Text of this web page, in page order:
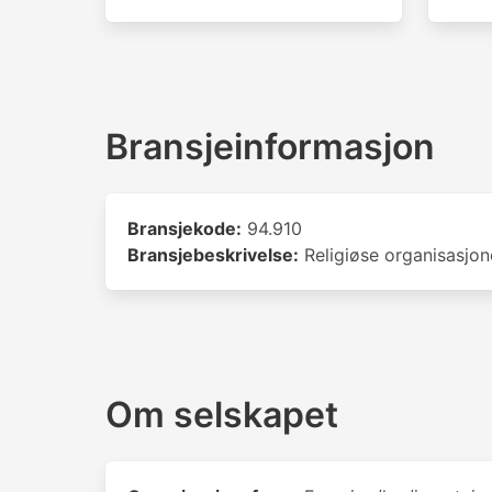
Bransjeinformasjon
Bransjekode: 94.910
Bransjebeskrivelse: Religiøse
Om selskapet